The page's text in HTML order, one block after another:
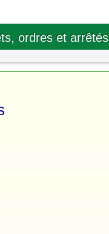
ordres et arrêtés